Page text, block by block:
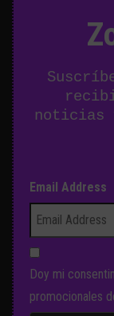
noticias
Email Address
Doy mi
promocionales